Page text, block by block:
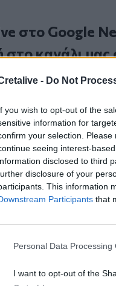
- Do Not
you wish to opt-out of the
information for
your selection.
seeing interest-
disclosed to third
disclosure of your
This information
Participants that
Personal Data Processing
I want to opt-out of the
στο Google
στο κανάλι
ΣΧΕΤΙΚΆ TAGS
Εγκατάλειψη
του